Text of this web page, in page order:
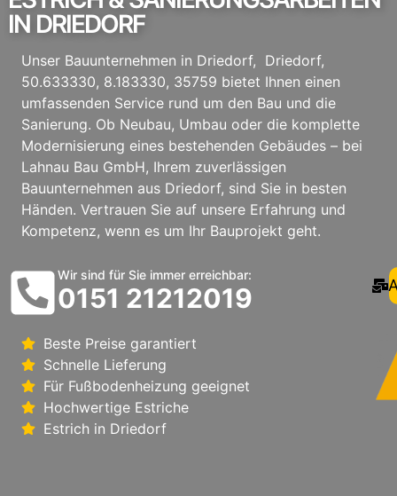
IN DRIEDORF
Unser Bauunternehmen in Driedorf, Driedorf,
50.633330, 8.183330, 35759 bietet Ihnen einen
umfassenden Service rund um den Bau und die
Sanierung. Ob Neubau, Umbau oder die komplette
Modernisierung eines bestehenden Gebäudes – bei
Lahnau Bau GmbH, Ihrem zuverlässigen
Bauunternehmen aus Driedorf, sind Sie in besten
Händen. Vertrauen Sie auf unsere Erfahrung und
Kompetenz, wenn es um Ihr Bauprojekt geht.
Wir sind für Sie immer erreichbar:
0151 21212019
Beste Preise garantiert
Schnelle Lieferung
Für Fußbodenheizung geeignet
Hochwertige Estriche
Estrich in Driedorf